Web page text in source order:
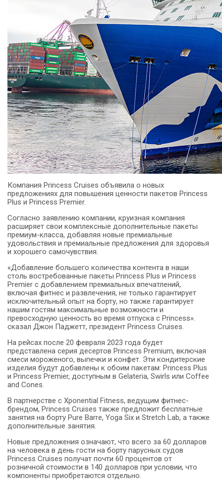
Компания Princess Cruises объявила о новых
предложениях для повышения ценности пакетов Princess
Plus и Princess Premier.
Согласно заявлению компании, круизная компания
расширяет свои комплексные дополнительные пакеты
премиум-класса, добавляя новые премиальные
удовольствия и премиальные предложения для здоровья
и хорошего самочувствия.
«Добавление большего количества контента в наши
столь востребованные пакеты Princess Plus и Princess
Premier с добавлением премиальных впечатлений,
включая фитнес и развлечения, не только гарантирует
исключительный опыт на борту, но также гарантирует
нашим гостям максимальные возможности и
превосходную ценность во время отпуска с Princess».
сказал Джон Паджетт, президент Princess Cruises.
На рейсах после 20 февраля 2023 года будет
представлена ​​серия десертов Princess Premium, включая
смеси мороженого, выпечки и конфет. Эти кондитерские
изделия будут добавлены к обоим пакетам: Princess Plus
и Princess Premier, доступным в Gelateria, Swirls или Coffee
and Cones.
В партнерстве с Xponential Fitness, ведущим фитнес-
брендом, Princess Cruises также предложит бесплатные
занятия на борту Pure Barre, Yoga Six и Stretch Lab, а также
дополнительные занятия.
Новые предложения означают, что всего за 60 долларов
на человека в день гости на борту парусных судов
Princess Cruises получат почти 60 процентов от
розничной стоимости в 140 долларов при условии, что
компоненты приобретаются отдельно.